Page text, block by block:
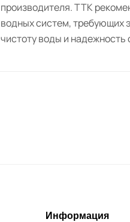
производителя. ТТК
водных систем, требующих
чистоту воды и
Информация